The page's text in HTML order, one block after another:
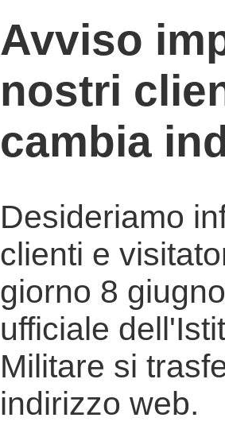
Avviso
nostri
cambia
Desideriamo
clienti e
giorno 8
ufficiale
Militare si
indirizzo web.